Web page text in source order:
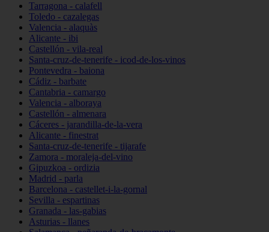
Tarragona - calafell
Toledo - cazalegas
Valencia - alaquàs
Alicante - ibi
Castellón - vila-real
Santa-cruz-de-tenerife - icod-de-los-vinos
Pontevedra - baiona
Cádiz - barbate
Cantabria - camargo
Valencia - alboraya
Castellón - almenara
Cáceres - jarandilla-de-la-vera
Alicante - finestrat
Santa-cruz-de-tenerife - tijarafe
Zamora - moraleja-del-vino
Gipuzkoa - ordizia
Madrid - parla
Barcelona - castellet-i-la-gornal
Sevilla - espartinas
Granada - las-gabias
Asturias - llanes